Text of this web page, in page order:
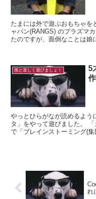
たまには外で遊ぶおもちゃを
ャパン(RANGS) のプラズマカーです。 組み立てが
たのですが、面倒なことは娘に任せて・
孫と楽しく遊びましょ！
5
やっとひらがなが読めるよう
タ」をやって遊びました。 「カタルタ」ってご存知ですか？ ネット
で「ブレインストーミング(
れ